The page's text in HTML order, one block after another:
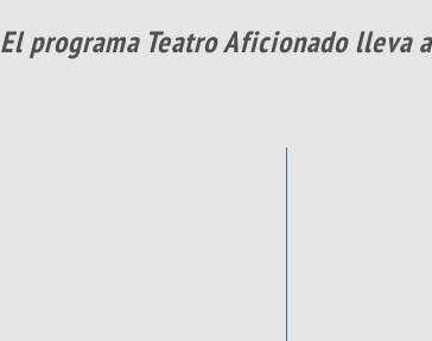
El programa Teatro Aficionado lleva